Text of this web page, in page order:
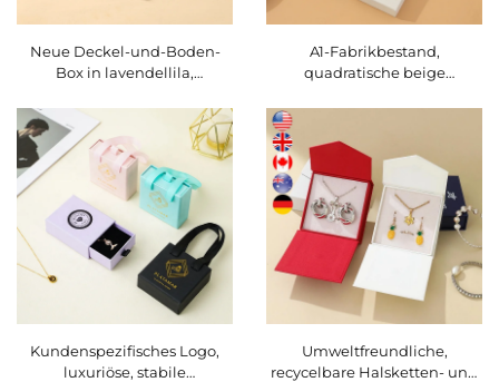
Neue Deckel-und-Boden-
Box in lavendellila,
– Schmuckverpackungsbox
für Ringe und Halsketten
A1-Fabrikbestand,
quadratische beige
Schmuckverpackungsbox für
Ringe, Ohrringe, Halsketten
und Armbänder,
Geschenkbox, Großhandel
Kundenspezifisches Logo,
luxuriöse, stabile
Umweltfreundliche,
recycelbare Halsketten- und